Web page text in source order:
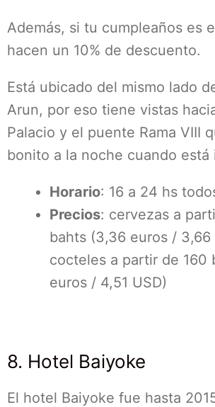
Además, si tu cumpleaños es
hacen un 10% de descuento.
Está ubicado del mismo lado
Arun, por eso tiene vistas
Palacio y el puente Rama VIII
bonito a la noche cuando está
Horario: 16 a 24 hs
Precios: cervezas a
bahts (3,36 euros / 3,66
cocteles a partir de 160
euros / 4,51 USD)
8. Hotel Baiyoke
El hotel Baiyoke fue hasta